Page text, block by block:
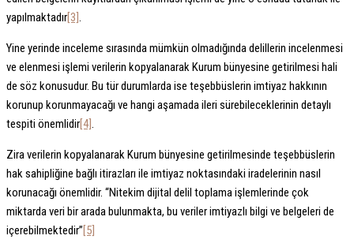
yapılmaktadır[3].
Yine yerinde inceleme sırasında mümkün olmadığında delillerin incelenmesi
ve elenmesi işlemi verilerin kopyalanarak Kurum bünyesine getirilmesi hali
de söz konusudur. Bu tür durumlarda ise teşebbüslerin imtiyaz hakkının
korunup korunmayacağı ve hangi aşamada ileri sürebileceklerinin detaylı
tespiti önemlidir[4].
Zira verilerin kopyalanarak Kurum bünyesine getirilmesinde teşebbüslerin
hak sahipliğine bağlı itirazları ile imtiyaz noktasındaki iradelerinin nasıl
korunacağı önemlidir. “Nitekim dijital delil toplama işlemlerinde çok
miktarda veri bir arada bulunmakta, bu veriler imtiyazlı bilgi ve belgeleri de
içerebilmektedir”[5]